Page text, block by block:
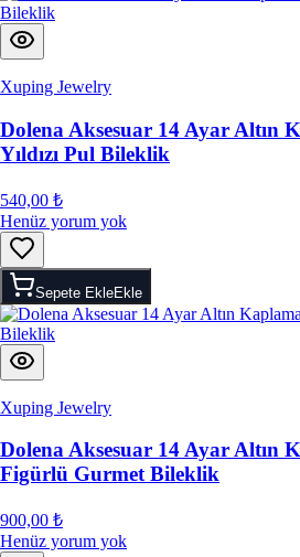
Xuping Jewelry
Dolena Aksesuar 14 Ayar Altın
Yıldızı Pul Bileklik
540,00 ₺
Henüz yorum yok
Sepete EkleEkle
Xuping Jewelry
Dolena Aksesuar 14 Ayar Altın
Figürlü Gurmet Bileklik
900,00 ₺
Henüz yorum yok